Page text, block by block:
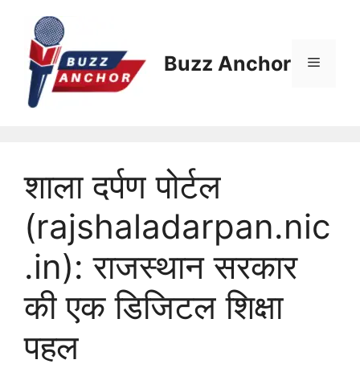
content
Buzz Anchor Menu
शाला दर्पण पोर्टल
(rajshaladarpan.nic
.in): राजस्थान सरकार
की एक डिजिटल शिक्षा
पहल